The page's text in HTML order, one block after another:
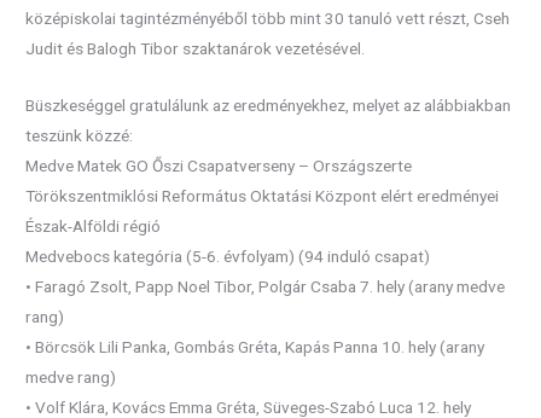
középiskolai tagintézményéből több mint 30 tanuló vett részt, Cseh
Judit és Balogh Tibor szaktanárok vezetésével.
Büszkeséggel gratulálunk az eredményekhez, melyet az alábbiakban
teszünk közzé:
Medve Matek GO Őszi Csapatverseny – Országszerte
Törökszentmiklósi Református Oktatási Központ elért eredményei
Észak-Alföldi régió
Medvebocs kategória (5-6. évfolyam) (94 induló csapat)
• Faragó Zsolt, Papp Noel Tibor, Polgár Csaba 7. hely (arany medve
rang)
• Börcsök Lili Panka, Gombás Gréta, Kapás Panna 10. hely (arany
medve rang)
• Volf Klára, Kovács Emma Gréta, Süveges-Szabó Luca 12. hely